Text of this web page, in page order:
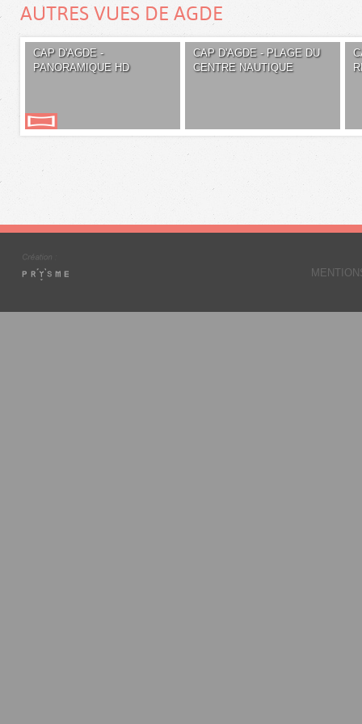
AUTRES VUES DE AGDE
CAP D'AGDE -
PANORAMIQUE HD
CAP D'AGDE - PLAGE DU
CENTRE NAUTIQUE